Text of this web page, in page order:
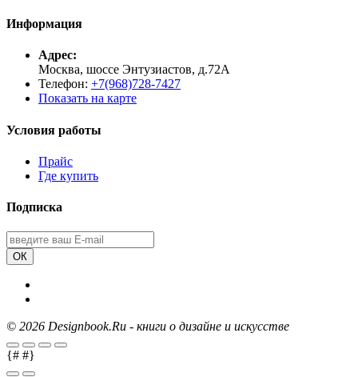
Информация
Адрес:
Москва, шоссе Энтузиастов, д.72А
Телефон: +7(968)728-7427
Показать на карте
Условия работы
Прайс
Где купить
Подписка
ОК
© 2026 Designbook.Ru - книги о дизайне и искусстве
{# #}